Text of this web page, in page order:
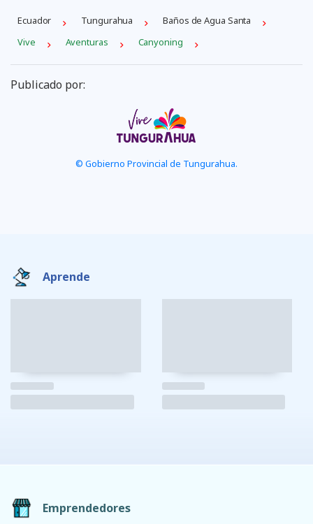
Ecuador Tungurahua
Baños de Agua Santa
Vive
Aventuras Canyoning
Publicado por:
© Gobierno Provincial de Tungurahua.
Aprende
Emprendedores